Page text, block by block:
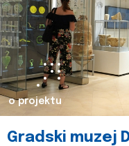
o projektu
Gradski muzej